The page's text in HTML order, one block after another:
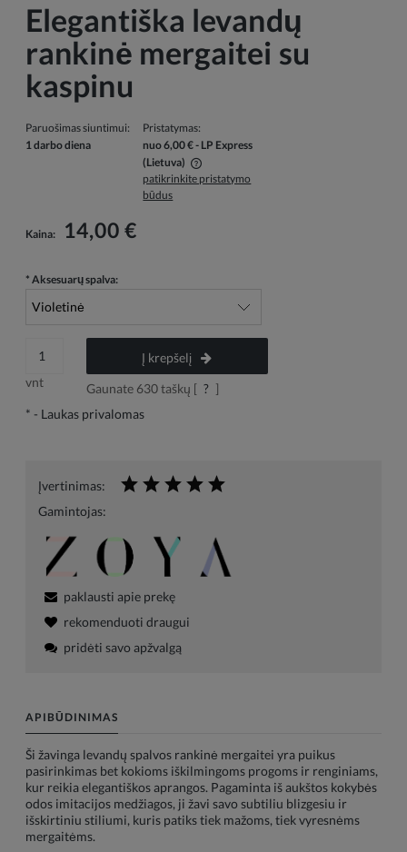
Elegantiška levandų
rankinė mergaitei su
kaspinu
Paruošimas siuntimui:
1 darbo diena
Pristatymas:
nuo 6,00 €- LP Express
(Lietuva)
Į kainą neįskaičiuotos galimos mokėjimo išlaidos
patikrinkite pristatymo
būdus
Kaina: 14,00 €
* Aksesuarų spalva:
vnt
Į krepšelį
Gaunate 630taškų [ ? ]
* - Laukas privalomas
Įvertinimas:
Gamintojas:
paklausti apie prekę
rekomenduoti draugui
pridėti savo apžvalgą
APIBŪDINIMAS
Ši žavinga levandų spalvos rankinė mergaitei yra puikus
pasirinkimas bet kokioms iškilmingoms progoms ir renginiams,
kur reikia elegantiškos aprangos. Pagaminta iš aukštos kokybės
odos imitacijos medžiagos, ji žavi savo subtiliu blizgesiu ir
išskirtiniu stiliumi, kuris patiks tiek mažoms, tiek vyresnėms
mergaitėms.